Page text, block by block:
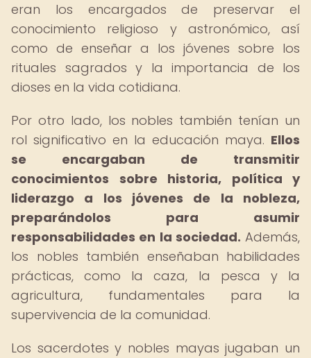
eran los encargados de preservar el
conocimiento religioso y astronómico, así
como de enseñar a los jóvenes sobre los
rituales sagrados y la importancia de los
dioses en la vida cotidiana.
Por otro lado, los nobles también tenían un
rol significativo en la educación maya. Ellos
se encargaban de transmitir
conocimientos sobre historia, política y
liderazgo a los jóvenes de la nobleza,
preparándolos para asumir
responsabilidades en la sociedad. Además,
los nobles también enseñaban habilidades
prácticas, como la caza, la pesca y la
agricultura, fundamentales para la
supervivencia de la comunidad.
Los sacerdotes y nobles mayas jugaban un